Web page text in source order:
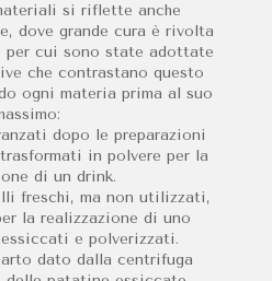
si riflette anche
dove grande cura è rivolta
per cui sono state adottate
che contrastano questo
ogni materia prima al suo
dopo le preparazioni
in polvere per la
di un drink.
freschi, ma non utilizzati,
la realizzazione di uno
e polverizzati.
dato dalla centrifuga